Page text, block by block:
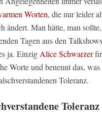
Worten, die nur leider
ändert. Man hätte, man
Tagen aus den
ja. Einzig Alice Schwarzer
Worte und benennt das,
Toleranz.
Toleranz